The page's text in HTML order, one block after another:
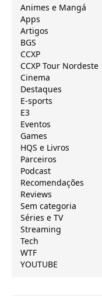
Animes e Mangá
Apps
Artigos
BGS
CCXP
CCXP Tour Nordeste
Cinema
Destaques
E-sports
E3
Eventos
Games
HQS e Livros
Parceiros
Podcast
Recomendações
Reviews
Sem categoria
Séries e TV
Streaming
Tech
WTF
YOUTUBE